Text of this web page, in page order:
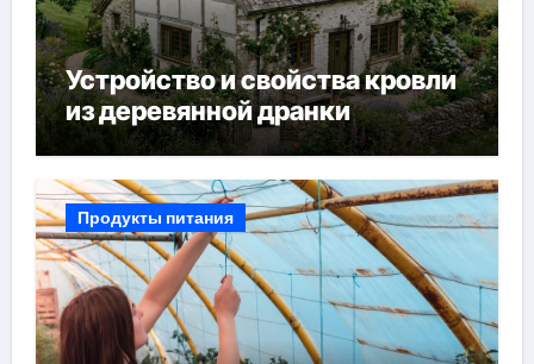
Устройство и свойства кровли
из деревянной дранки
Продукты питания